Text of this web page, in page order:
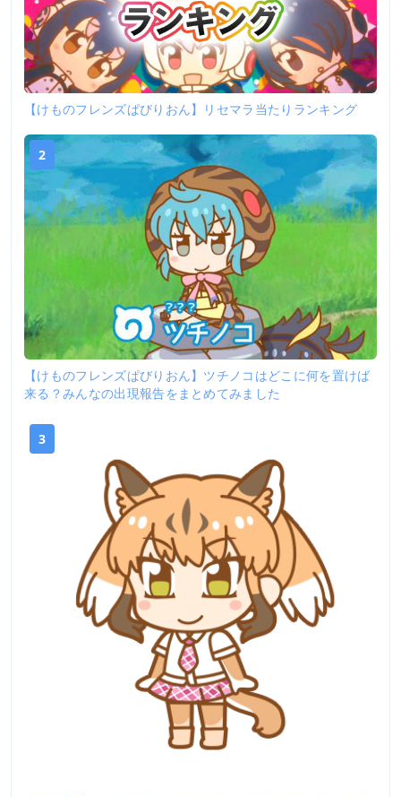
【けものフレンズぱびりおん】リセマラ当たりランキング
2
【けものフレンズぱびりおん】ツチノコはどこに何を置けば
来る？みんなの出現報告をまとめてみました
3